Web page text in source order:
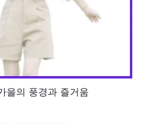
을의 풍경과 즐거움